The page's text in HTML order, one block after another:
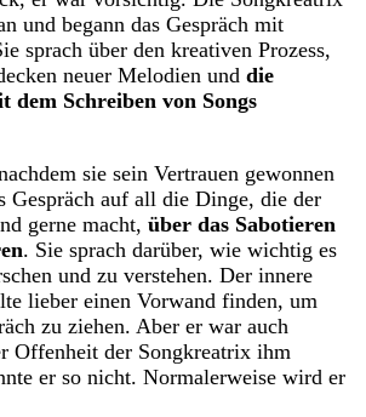
und begann das Gespräch mit
sprach über den kreativen Prozess,
neuer Melodien und die
dem Schreiben von Songs
sie sein Vertrauen gewonnen
Gespräch auf all die Dinge, die der
gerne macht, über das Sabotieren
. Sie sprach darüber, wie wichtig es
und zu verstehen. Der innere
lieber einen Vorwand finden, um
zu ziehen. Aber er war auch
Offenheit der Songkreatrix ihm
er so nicht. Normalerweise wird er